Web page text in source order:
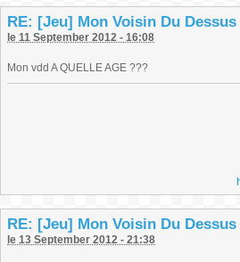
RE: [Jeu] Mon Voisin Du Dessus
le 11 September 2012 - 16:08
Mon vdd A QUELLE AGE ???
RE: [Jeu] Mon Voisin Du Dessus
le 13 September 2012 - 21:38